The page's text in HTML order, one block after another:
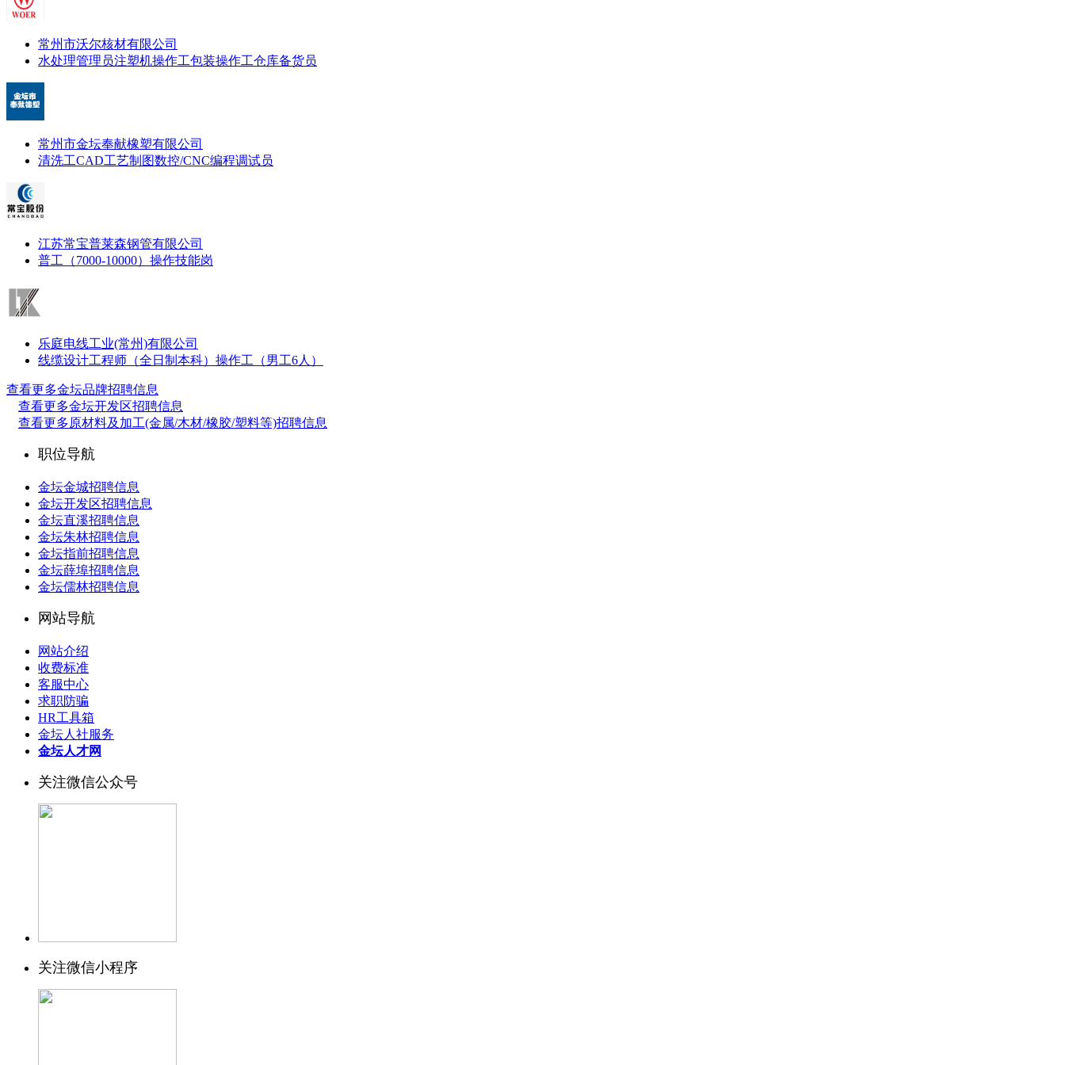
常州市沃尔核材有限公司
水处理管理员注塑机操作工包装操作工仓库备货员
常州市金坛奉献橡塑有限公司
清洗工CAD工艺制图数控/CNC编程调试员
江苏常宝普莱森钢管有限公司
普工（7000-10000） 操作技能岗
乐庭电线工业(常州)有限公司
线缆设计工程师（全日制本科） 操作工（男工6人）
查看更多金坛品牌招聘信息
查看更多金坛开发区招聘信息
查看更多原材料及加工(金属/木材/橡胶/塑料等)招聘信息
职位导航
金坛金城招聘信息
金坛开发区招聘信息
金坛直溪招聘信息
金坛朱林招聘信息
金坛指前招聘信息
金坛薛埠招聘信息
金坛儒林招聘信息
网站导航
网站介绍
收费标准
客服中心
求职防骗
HR工具箱
金坛人社服务
金坛人才网
关注微信公众号
关注微信小程序